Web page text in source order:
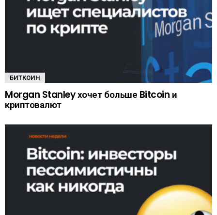
БИТКОИН
Morgan Stanley хочет больше Bitcoin и
криптовалют